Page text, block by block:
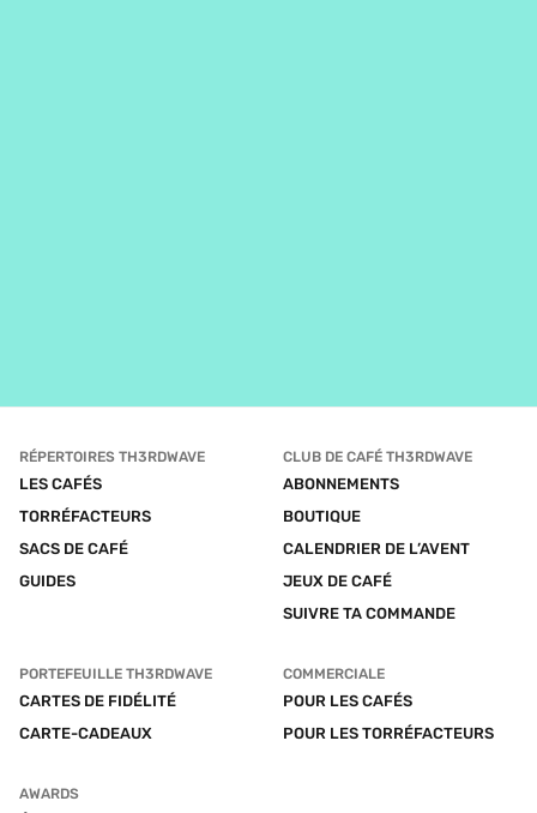
RÉPERTOIRES TH3RDWAVE
LES CAFÉS
TORRÉFACTEURS
SACS DE CAFÉ
GUIDES
CLUB DE CAFÉ TH3RDWAVE
ABONNEMENTS
BOUTIQUE
CALENDRIER DE L’AVENT
JEUX DE CAFÉ
SUIVRE TA COMMANDE
PORTEFEUILLE TH3RDWAVE
CARTES DE FIDÉLITÉ
CARTE-CADEAUX
COMMERCIALE
POUR LES CAFÉS
POUR LES TORRÉFACTEURS
AWARDS